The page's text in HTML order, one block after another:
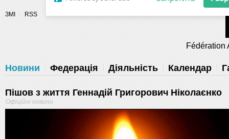
Разрешите сайту fau.ua
ЗМІ RSS
Fédération
Новини Федерація Діяльність Календар
Пішов з життя Геннадій Григорович Ніколаєнко
Офіційні новини